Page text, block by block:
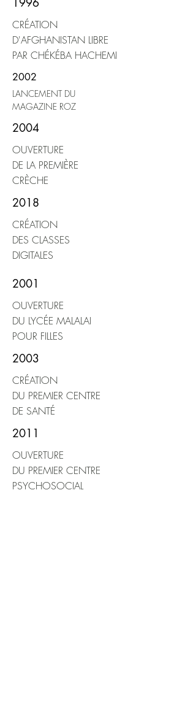
CRÉATION
D'AFGHANISTAN LIBRE
PAR CHÉKÉBA HACHEMI
2002
LANCEMENT DU
MAGAZINE ROZ
2004
OUVERTURE
DE LA PREMIÈRE
CRÈCHE
2018
CRÉATION
DES CLASSES
DIGITALES
2001
OUVERTURE
DU LYCÉE MALALAI
POUR FILLES
2003
CRÉATION
DU PREMIER CENTRE
DE SANTÉ
2011
OUVERTURE
DU PREMIER CENTRE
PSYCHOSOCIAL